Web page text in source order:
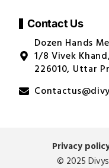
Contact Us
Dozen Hands
1/8 Vivek
226010, Uttar
Privacy
© 2025